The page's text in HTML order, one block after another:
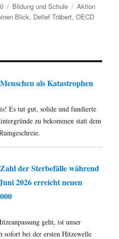
Kategorien
Bildung und Schule Schlagwörter
Aktion
Blick, Detlef Träbert,OECD
als Katastrophen
Es tut gut, solide und fundierte
zu bekommen statt dem
der Sterbefälle während
2026 erreicht neuen
geht, ist unser
sofort bei der ersten Hitzewelle